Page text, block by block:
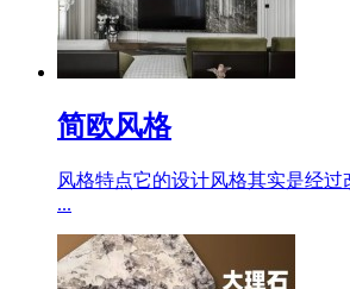
简欧风格
风格特点它的设计风格其实是经过
...